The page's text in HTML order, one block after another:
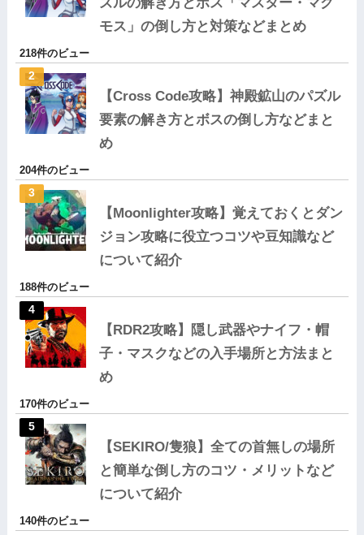
モス」の倒し方と対策などまとめ
218件のビュー
【Cross Code攻略】神殿鉱山のパズル
要素の解き方とボスの倒し方などまと
め
204件のビュー
【Moonlighter攻略】覚えておくとダン
ジョン攻略に役立つコツや豆知識など
について紹介
188件のビュー
【RDR2攻略】隠し武器やナイフ・帽
子・マスクなどの入手場所と方法まと
め
170件のビュー
【SEKIRO/隻狼】全ての首無しの場所
と簡単な倒し方のコツ・メリットなど
について紹介
140件のビュー